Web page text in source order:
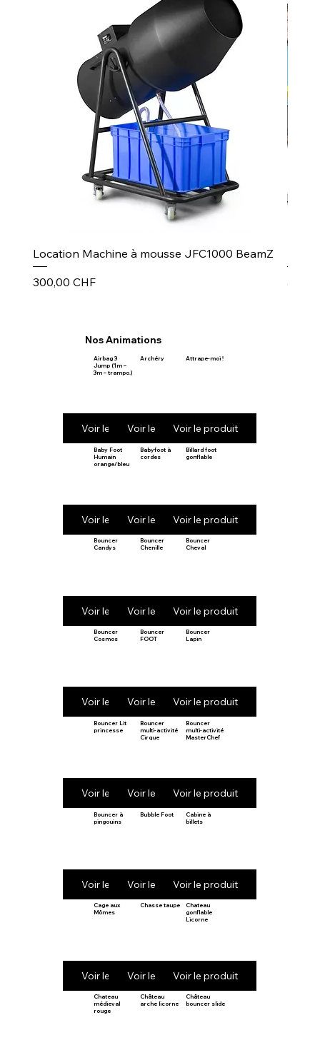
Location Machine à mousse JFC1000 BeamZ
Prix
300,00 CHF
Prix
30,00
Nos Animations
Airbag 3
Jump (1m –
3m – trampo.)
Voir le produit
Archéry
Voir le produit
Attrape-moi !
Voir le produit
Baby Foot
Humain
orange/bleu
Voir le produit
Babyfoot à
cordes
Voir le produit
Billard foot
gonflable
Voir le produit
Bouncer
Candys
Voir le produit
Bouncer
Chenille
Voir le produit
Bouncer
Cheval
Voir le produit
Bouncer
Cosmos
Voir le produit
Bouncer
FOOT
Voir le produit
Bouncer
Lapin
Voir le produit
Bouncer Lit
princesse
Voir le produit
Bouncer
multi-activité
Cirque
Voir le produit
Bouncer
multi-activité
MasterChef
Voir le produit
Bouncer à
pingouins
Voir le produit
Bubble Foot
Voir le produit
Cabine à
billets
Voir le produit
Cage aux
Mômes
Voir le produit
Chasse taupe
Voir le produit
Chateau
gonflable
Licorne
Voir le produit
Chateau
médieval
rouge
Château
arche licorne
Château
bouncer slide